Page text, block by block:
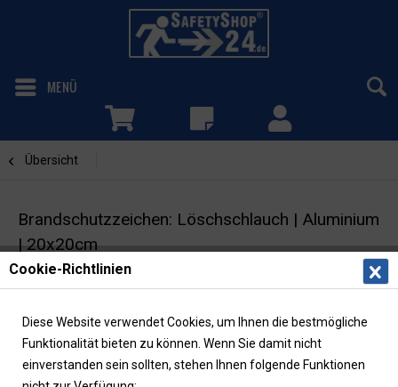
MENÜ
Übersicht
Brandschutzzeichen: Löschschlauch | Aluminium
| 20x20cm
Cookie-Richtlinien
Diese Website verwendet Cookies, um Ihnen die bestmögliche
Funktionalität bieten zu können. Wenn Sie damit nicht
einverstanden sein sollten, stehen Ihnen folgende Funktionen